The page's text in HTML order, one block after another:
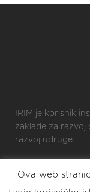
IRIM je korisnik
zaklade za razvoj
razvoj udruge.
Ova web